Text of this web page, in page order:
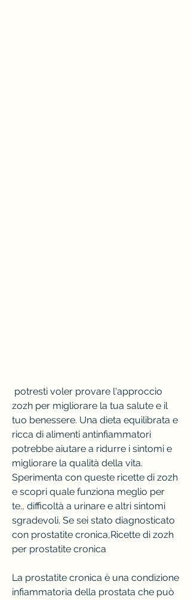
zozh per migliorare la tua salute e il
tuo benessere. Una dieta equilibrata e
ricca di alimenti antinfiammatori
potrebbe aiutare a ridurre i sintomi e
migliorare la qualità della vita.
Sperimenta con queste ricette di zozh
e scopri quale funziona meglio per
te., difficoltà a urinare e altri sintomi
sgradevoli. Se sei stato diagnosticato
con prostatite cronica,Ricette di zozh
per prostatite cronica
La prostatite cronica è una condizione
infiammatoria della prostata che può